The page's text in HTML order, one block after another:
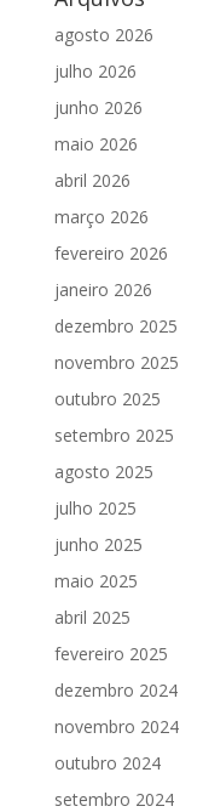
agosto 2026
julho 2026
junho 2026
maio 2026
abril 2026
março 2026
fevereiro 2026
janeiro 2026
dezembro 2025
novembro 2025
outubro 2025
setembro 2025
agosto 2025
julho 2025
junho 2025
maio 2025
abril 2025
fevereiro 2025
dezembro 2024
novembro 2024
outubro 2024
setembro 2024